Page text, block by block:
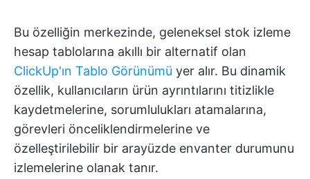
Bu özelliğin merkezinde, geleneksel stok izleme
hesap tablolarına akıllı bir alternatif olan
ClickUp'ın Tablo Görünümü yer alır. Bu dinamik
özellik, kullanıcıların ürün ayrıntılarını titizlikle
kaydetmelerine, sorumlulukları atamalarına,
görevleri önceliklendirmelerine ve
özelleştirilebilir bir arayüzde envanter durumunu
izlemelerine olanak tanır.